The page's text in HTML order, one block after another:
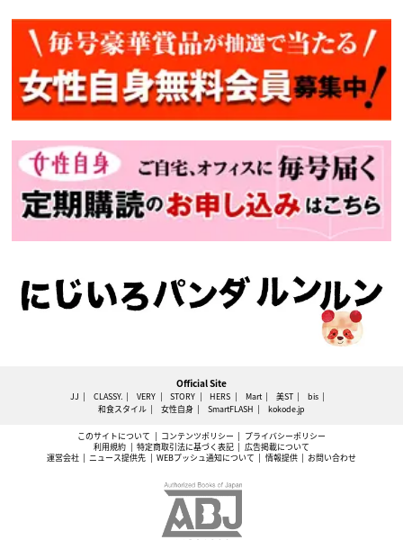
Official Site
JJ CLASSY. VERY STORY HERS Mart 美ST
bis
和食スタイル
女性自身 SmartFLASH kokode.jp
このサイトについて コンテンツポリシー
プライバシーポリシー
利用規約
特定商取引法に基づく表記
広告掲載について
運営会社
ニュース提供先 WEBプッシュ通知について 情報提供 お問い合わせ